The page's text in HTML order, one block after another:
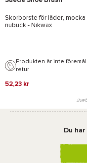
Skorborste för läder, mocka
nubuck - Nikwax
Produkten är inte
retur
52,23 kr
Du